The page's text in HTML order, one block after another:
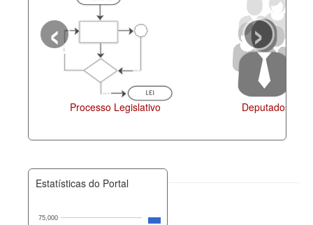
Processo Legislativo Deputados
‹ ›
Estatísticas do Portal
75,000